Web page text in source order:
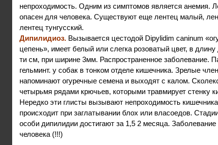
непроходимость. Одним из симптомов является анемия.
опасен для человека. Существуют еще лентец малый,
лентец тунгусский.
Дипилидиоз. Вызывается цестодой Dipylidim caninum
цепень», имеет белый или слегка розоватый цвет, в длину
ти см, при ширине 3мм. Распространенное заболевание.
гельминт. у собак в тонком отделе кишечника. Зрелые
напоминают огуречные семена и выходят с калом.
четырьмя рядами крючьев, которыми травмирует стенку
Нередко эти глисты вызывают непроходимость
происходит при заглатывании блох или власоедов.
особи дипилидии достигают за 1,5 2 месяца.
человека (!!!)